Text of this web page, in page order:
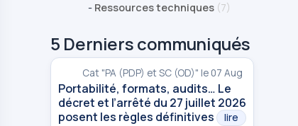
- Ressources techniques (7)
5 Derniers communiqués
Cat "PA (PDP) et SC (OD)" le 07 Aug
Portabilité, formats, audits… Le
décret et l’arrêté du 27 juillet 2026
posent les règles définitives
lire